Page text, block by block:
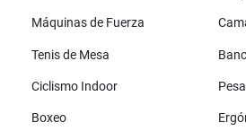
Máquinas de Fuerza
Tenis de Mesa
Ciclismo Indoor
Boxeo